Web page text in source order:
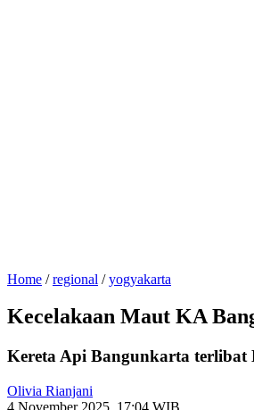
Home /regional /yogyakarta
Kecelakaan Maut KA
Kereta Api Bangunkarta terlibat
Olivia Rianjani
4 November 2025, 17:04 WIB